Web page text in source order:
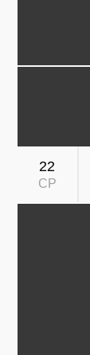
22
СР